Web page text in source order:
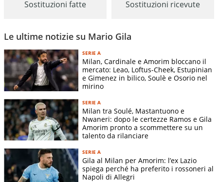
Sostituzioni fatte Sostituzioni ricevute
Le ultime notizie su Mario Gila
SERIE A
Milan, Cardinale e Amorim bloccano il
mercato: Leao, Loftus-Cheek, Estupinian
e Gimenez in bilico, Soulè e Osorio nel
mirino
SERIE A
Milan tra Soulé, Mastantuono e
Nwaneri: dopo le certezze Ramos e Gila
Amorim pronto a scommettere su un
talento da rilanciare
SERIE A
Gila al Milan per Amorim: l’ex Lazio
spiega perché ha preferito i rossoneri al
Napoli di Allegri